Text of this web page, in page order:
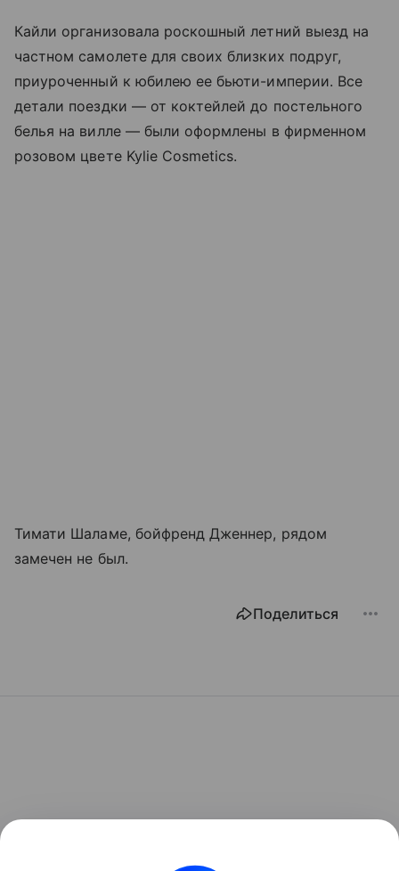
Кайли организовала роскошный летний выезд на
частном самолете для своих близких подруг,
приуроченный к юбилею ее бьюти-империи. Все
детали поездки — от коктейлей до постельного
белья на вилле — были оформлены в фирменном
розовом цвете Kylie Cosmetics.
Тимати Шаламе, бойфренд Дженнер, рядом
замечен не был.
Поделиться